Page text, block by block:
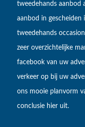
tweedehands aanbod
aanbod in gescheiden
tweedehands
zeer overzichtelijke
facebook van uw
verkeer op bij uw
ons mooie planvorm
conclusie hier uit.